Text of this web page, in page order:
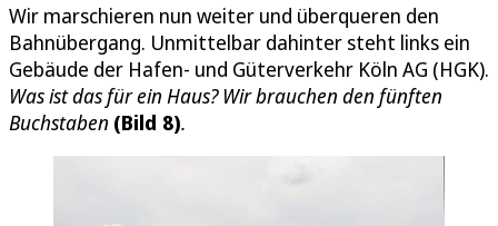
Wir marschieren nun weiter und überqueren den
Bahnübergang. Unmittelbar dahinter steht links ein
Gebäude der Hafen- und Güterverkehr Köln AG (HGK).
Was ist das für ein Haus? Wir brauchen den fünften
Buchstaben (Bild 8).